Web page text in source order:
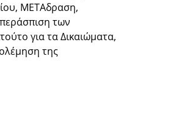
ΜETAδραση,
των
για τα Δικαιώματα,
της